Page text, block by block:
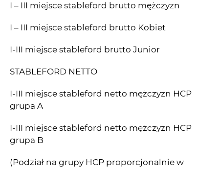
I – III miejsce stableford brutto mężczyzn
I – III miejsce stableford brutto Kobiet
I-III miejsce stableford brutto Junior
STABLEFORD NETTO
I-III miejsce stableford netto mężczyzn HCP
grupa A
I-III miejsce stableford netto mężczyzn HCP
grupa B
(Podział na grupy HCP proporcjonalnie w